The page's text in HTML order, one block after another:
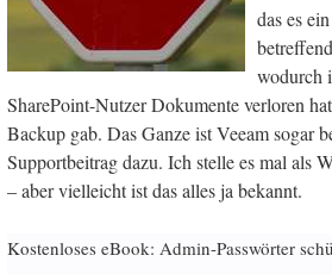
das es
wodurch
SharePoint-Nutzer Dokumente verloren
Backup gab. Das Ganze ist Veeam sogar
Supportbeitrag dazu. Ich stelle es mal als
– aber vielleicht ist das alles ja bekannt.
Kostenloses eBook: Admin-Passwörter